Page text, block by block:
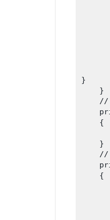
}
    }
//
    {
    }
//
    {